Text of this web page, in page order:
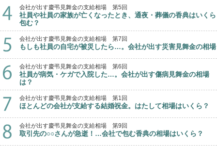
会社が出す慶弔見舞金の支給相場 第5回
社員や社員の家族が亡くなったとき、通夜・葬儀の香典はいくら
包む？
会社が出す慶弔見舞金の支給相場 第7回
もしも社員の自宅が被災したら…。会社が出す災害見舞金の相場
会社が出す慶弔見舞金の支給相場 第6回
社員が病気・ケガで入院した…。会社が出す傷病見舞金の相場
は？
会社が出す慶弔見舞金の支給相場 第1回
ほとんどの会社が支給する結婚祝金。はたして相場はいくら？
会社が出す慶弔見舞金の支給相場 第9回
取引先の○○さんが急逝！…会社で包む香典の相場はいくら？